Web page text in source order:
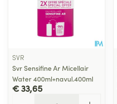
SVR
Svr Sensifine Ar Micellair
Water 400ml+navul.400ml
€ 33,65